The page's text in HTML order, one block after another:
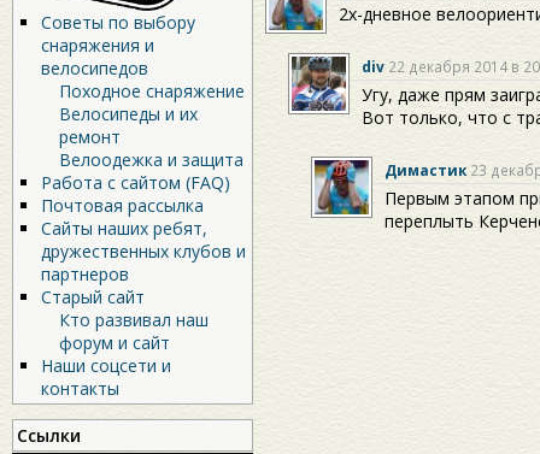
Советы по выбору
снаряжения и
велосипедов
Походное снаряжение
Велосипеды и их
ремонт
Велоодежка и защита
Работа с сайтом (FAQ)
Почтовая рассылка
Сайты наших ребят,
дружественных клубов и
партнеров
Старый сайт
Кто развивал наш
форум и сайт
Наши соцсети и
контакты
Ссылки
2х-дневное
div 22 декабря 2014 в
Угу, даже прям
Вот только, что с
Димастик 23
Первым этапом
переплыть